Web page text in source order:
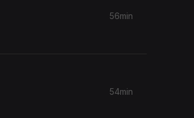
56min
54min